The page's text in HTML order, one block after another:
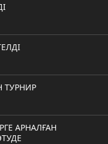
ТУРНИР
АРНАЛҒАН